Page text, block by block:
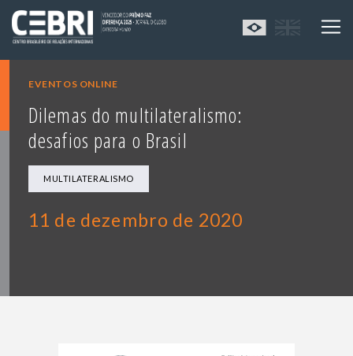
EVENTOS ONLINE
Dilemas do multilateralismo:
desafios para o Brasil
MULTILATERALISMO
11 de dezembro de 2020